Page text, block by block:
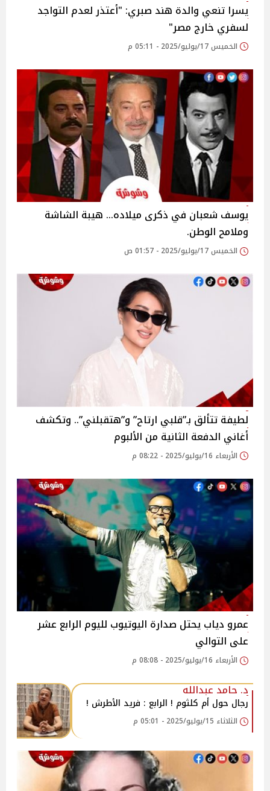
يسرا تنعي والدة هند صبري: "أعتذر لعدم التواجد
لسفري خارج مصر"‎
الخميس 17/يوليو/2025 - 05:11 م
يوسف شعبان في ذكرى ميلاده… هيبة الشاشة
وملامح الوطن.
الخميس 17/يوليو/2025 - 01:57 ص
لطيفة تتألق بـ”قلبي ارتاح” و”هتقبلني”.. وتكشف
أغاني الدفعة الثانية من الألبوم
الأربعاء 16/يوليو/2025 - 08:22 م
عمرو دياب يحتل صدارة اليوتيوب لليوم الرابع عشر
على التوالي ‎
الأربعاء 16/يوليو/2025 - 08:08 م
د. حامد عبدالله
رجال حول أم كلثوم ! الرابع : فريد الأطرش !
الثلاثاء 15/يوليو/2025 - 05:01 م